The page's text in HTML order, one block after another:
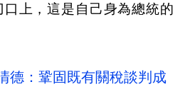
上，這是自己身為總統的
德：鞏固既有關稅談判成